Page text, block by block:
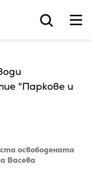
"Паркове и
освободената
Васева